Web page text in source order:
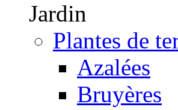
Jardin
Plantes de
Azalées
Bruyères